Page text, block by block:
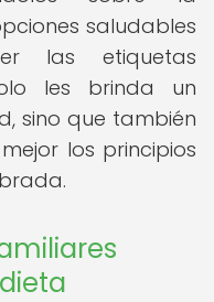
saludables
las etiquetas
les brinda un
sino que también
los principios